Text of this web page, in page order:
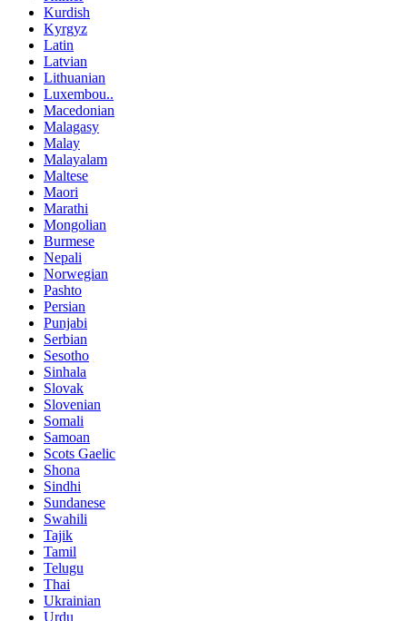
Kurdish
Kyrgyz
Latin
Latvian
Lithuanian
Luxembou..
Macedonian
Malagasy
Malay
Malayalam
Maltese
Maori
Marathi
Mongolian
Burmese
Nepali
Norwegian
Pashto
Persian
Punjabi
Serbian
Sesotho
Sinhala
Slovak
Slovenian
Somali
Samoan
Scots Gaelic
Shona
Sindhi
Sundanese
Swahili
Tajik
Tamil
Telugu
Thai
Ukrainian
Urdu